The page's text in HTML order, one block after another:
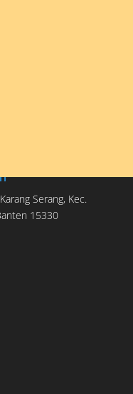
Serang, Kec.
15330